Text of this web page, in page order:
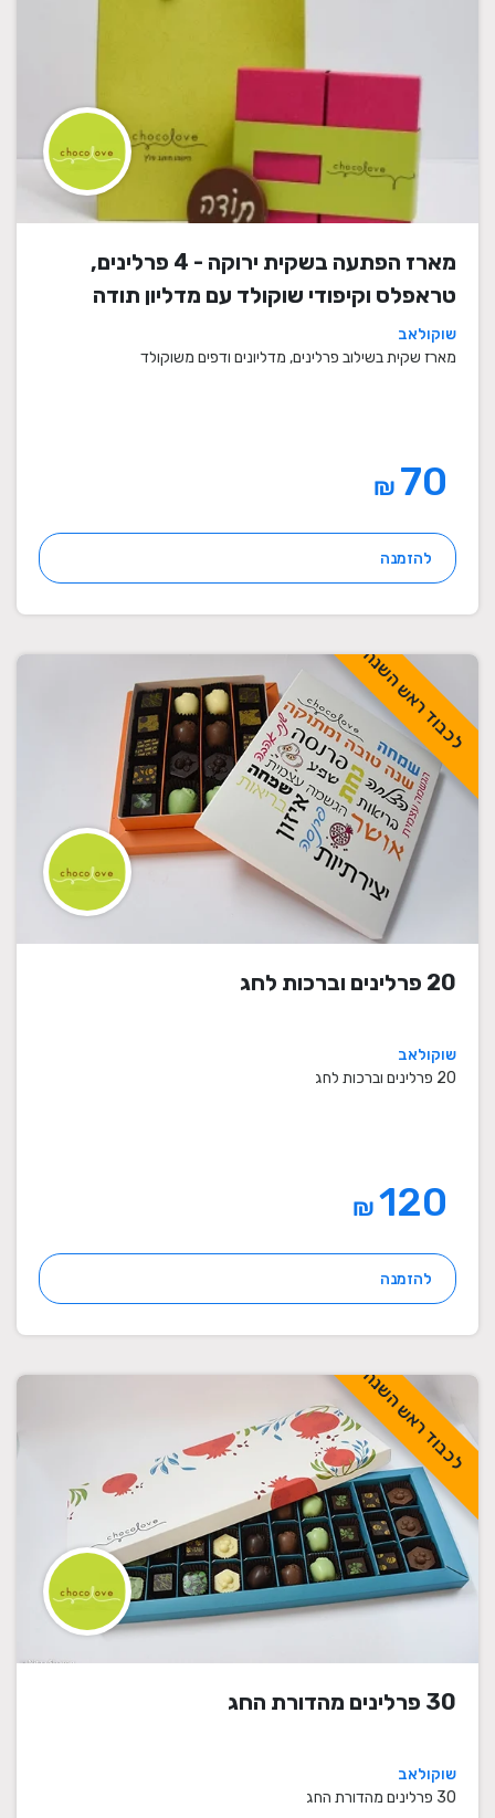
מארז הפתעה בשקית ירוקה - 4 פרלינים,
טראפלס וקיפודי שוקולד עם מדליון תודה
שוקולאב
מארז שקית בשילוב פרלינים, מדליונים ודפים משוקולד
₪
להזמנה
לכבוד ראש השנה
20 פרלינים וברכות לחג
שוקולאב
20 פרלינים וברכות לחג
₪
להזמנה
לכבוד ראש השנה
30 פרלינים מהדורת החג
שוקולאב
30 פרלינים מהדורת החג